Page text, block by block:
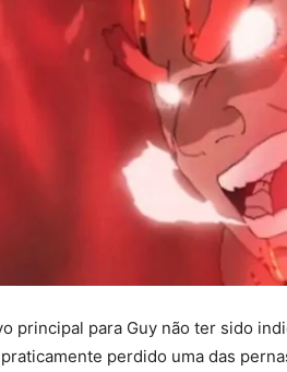
principal para Guy não ter sido
perdido uma das